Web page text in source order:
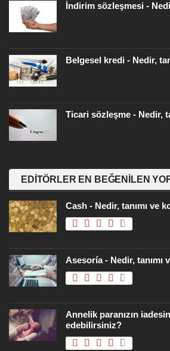
İndirim sözleşmesi -
Belgesel kredi - Nedir,
Ticari sözleşme - Nedir,
EDITÖRLER EN BEĞENILEN
Cash - Nedir, tanımı ve
Asesoría - Nedir, tanımı
Annelik paranızın
edebilirsiniz?